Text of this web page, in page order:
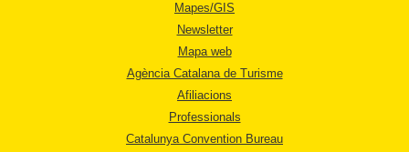
Mapes/GIS
Newsletter
Mapa web
Agència Catalana de Turisme
Afiliacions
Professionals
Catalunya Convention Bureau